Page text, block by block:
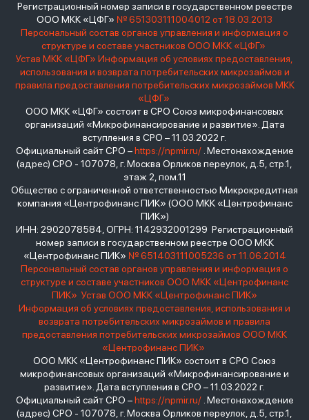
Регистрационный номер записи в государственном реестре
ООО МКК «ЦФГ» № 651303111004012 от 18.03.2013
Персональный состав органов управления и информация о
структуре и составе участников ООО МКК «ЦФГ»
Устав МКК «ЦФГ» Информация об условиях предоставления,
использования и возврата потребительских микрозаймов и
правила предоставления потребительских микрозаймов МКК
«ЦФГ»
ООО МКК «ЦФГ» состоит в СРО Союз микрофинансовых
организаций «Микрофинансирование и развитие». Дата
вступления в СРО – 11.03.2022 г.
Официальный сайт СРО –https://npmir.ru/. Местонахождение
(адрес) СРО - 107078, г. Москва Орликов переулок, д.5, стр.1,
этаж 2, пом.11
Общество с ограниченной ответственностью Микрокредитная
компания «Центрофинанс ПИК» (ООО МКК «Центрофинанс
ПИК»)
ИНН: 2902078584, ОГРН: 1142932001299 Регистрационный
номер записи в государственном реестре ООО МКК
«Центрофинанс ПИК» № 651403111005236 от 11.06.2014
Персональный состав органов управления и информация о
структуре и составе участников ООО МКК «Центрофинанс
ПИК» Устав ООО МКК «Центрофинанс ПИК»
Информация об условиях предоставления, использования и
возврата потребительских микрозаймов и правила
предоставления потребительских микрозаймов ООО МКК
«Центрофинанс ПИК»
ООО МКК «Центрофинанс ПИК» состоит в СРО Союз
микрофинансовых организаций «Микрофинансирование и
развитие». Дата вступления в СРО – 11.03.2022 г.
Официальный сайт СРО –https://npmir.ru/. Местонахождение
(адрес) СРО - 107078, г. Москва Орликов переулок, д.5, стр.1,